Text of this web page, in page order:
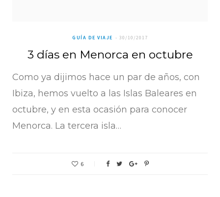
GUÍA DE VIAJE 30/10/2017
3 días en Menorca en octubre
Como ya dijimos hace un par de años, con
Ibiza, hemos vuelto a las Islas Baleares en
octubre, y en esta ocasión para conocer
Menorca. La tercera isla…
6